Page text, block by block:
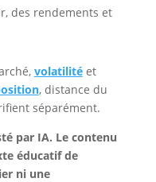
des rendements et
volatilitéet
, distance du
séparément.
par IA. Le contenu
éducatif de
ni une